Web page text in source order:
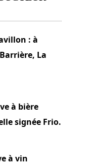
: à
La
à bière
signée Frio.
à vin